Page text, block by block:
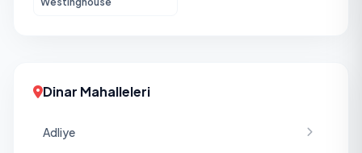
Dinar Mahalleleri
Adliye